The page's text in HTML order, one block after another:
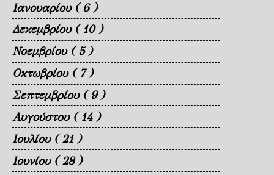
Ιανουαρίου ( 6 )
Δεκεμβρίου ( 10 )
Νοεμβρίου ( 5 )
Οκτωβρίου ( 7 )
Σεπτεμβρίου ( 9 )
Αυγούστου ( 14 )
Ιουλίου ( 21 )
Ιουνίου ( 28 )